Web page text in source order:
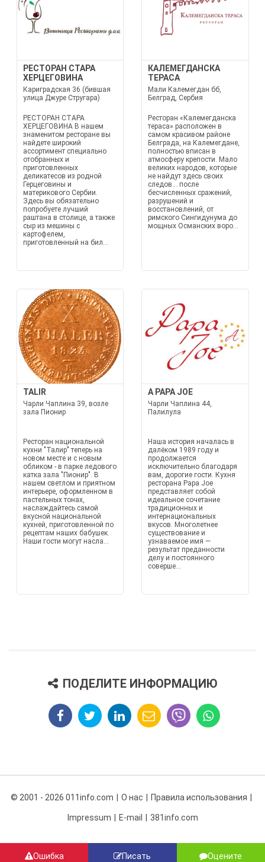
РЕСТОРАН СТАРА
ХЕРЦЕГОВИНА
Кариградская 36 (бившая
улица Джуре Стругара)
РЕСТОРАН СТАРА
ХЕРЦЕГОВИНА В нашем
знаменитом ресторане вы
найдете широкий
ассортимент специально
отобранных и
приготовленных
деликатесов из родной
Герцеговины и
материкового Сербии.
Здесь вы обязательно
попробуете лучший
раштана в столице, а также
сыр из мешины с
картофелем,
приготовленный на бил...
КАЛЕМЕГДАНСКА
ТЕРАСА
Мали Калемегдан бб,
Белград, Сербия
Ресторан «Калемегданска
тераса» расположен в
самом красивом районе
Белграда, на Калемегдане,
полностью вписан в
атмосферу крепости. Мало
великих народов, которые
не найдут здесь своих
следов... после
бесчисленных сражений,
разрушений и
восстановлений, от
римского Сингидунума до
мощных Османских воро...
TALIR
Чарли Чаплина 39, возле
зала Пионир
Ресторан национальной
кухни "Талир" теперь на
новом месте и с новым
обликом - в парке ледового
катка зала "Пионир". В
нашем светлом и приятном
интерьере, оформленном в
пастельных тонах,
наслаждайтесь самой
вкусной национальной
кухней, приготовленной по
рецептам наших бабушек.
Наши гости могут насла...
A PAPA JOE
Чарли Чаплина 44,
Палилула
Наша история началась в
далёком 1989 году и
продолжается
исключительно благодаря
вам, дорогие гости. Кухня
ресторана Papa Joe
представляет собой
идеальное сочетание
традиционных и
интернациональных
вкусов. Многолетнее
существование и
узнаваемое имя —
результат преданности
делу и постоянного
соверше...
ПОДЕЛИТЕ ИНФОРМАЦИЮ
Ошибка Писать Оцените
© 2001 - 2026 011info.com О нас Правила использования
Impressum E-mail 381info.com